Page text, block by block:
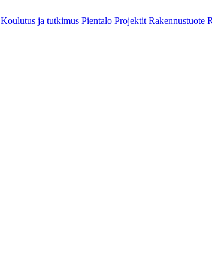
Koulutus ja tutkimus Pientalo Projektit Rakennustuote